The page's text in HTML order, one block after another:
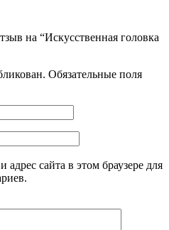
на “Искусственная головка
Обязательные поля
сайта в этом браузере для